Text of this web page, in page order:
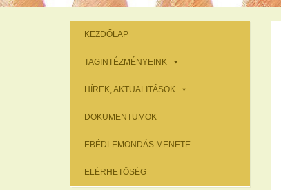
KEZDŐLAP
TAGINTÉZMÉNYEINK
HÍREK, AKTUALITÁSOK
DOKUMENTUMOK
EBÉDLEMONDÁS MENETE
ELÉRHETŐSÉG